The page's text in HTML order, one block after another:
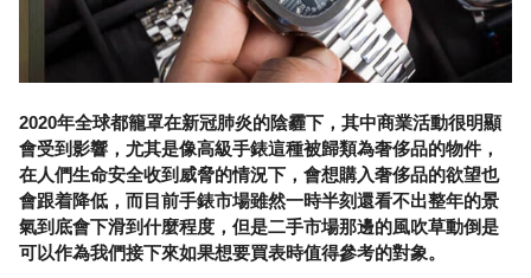
2020年全球都籠罩在新冠肺炎的陰霾下，其中商業活動很明顯
會受到影響，尤其是像高級手錶這種被歸類為奢侈品的物件，
在人們生命安全收到威脅的情況下，會想購入奢侈品的欲望也
會跟着降低，而目前手錶市場雖然一時半刻還看不出整年的景
氣到底會下滑到什麼程度，但是二手市場那邊的風吹草動倒是
可以作為我們接下來如果想要買表時值得參考的對象。